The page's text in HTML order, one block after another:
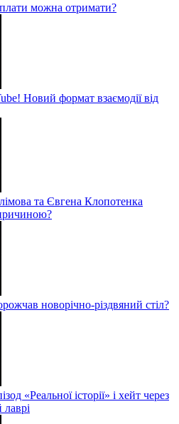
можна отримати?
Новий формат взаємодії від
та Євгена Клопотенка
новорічно-різдвяний стіл?
«Реальної історії» і хейт через